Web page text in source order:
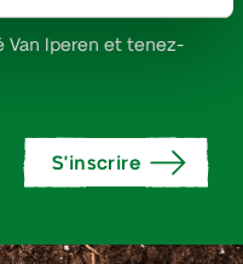
Van Iperen et tenez-
S'inscrire